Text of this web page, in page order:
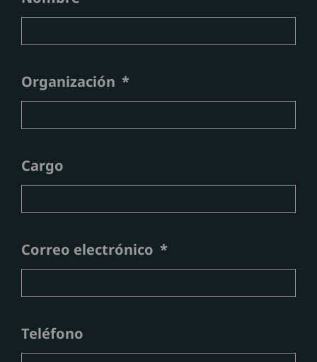
Organización
Cargo
Correo electrónico
Teléfono